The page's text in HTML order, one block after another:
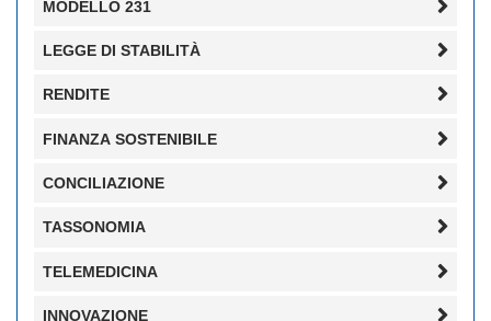
MODELLO 231
LEGGE DI STABILITÀ
RENDITE
FINANZA SOSTENIBILE
CONCILIAZIONE
TASSONOMIA
TELEMEDICINA
INNOVAZIONE